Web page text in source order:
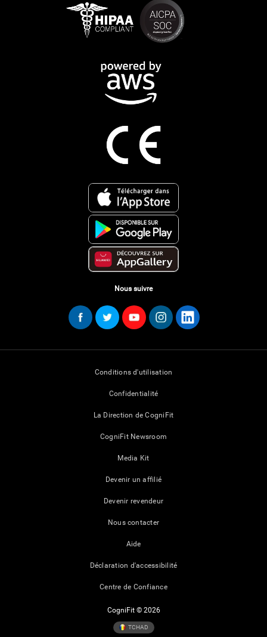
Nous suivre
Conditions d'utilisation
Confidentialité
La Direction de CogniFit
CogniFit Newsroom
Media Kit
Devenir un affilié
Devenir revendeur
Nous contacter
Aide
Déclaration d'accessibilité
Centre de Confiance
CogniFit © 2026
TCHAD